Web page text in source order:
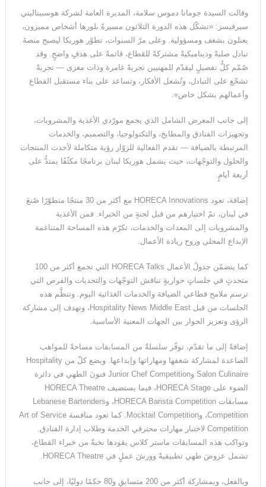
مئات الآلاف في كيوشو
وقالت السيدة جومانا دموس سلامة، المديرة العامة لشركة هوسبيتاليتي
سيرفيسز: «تشكّل هذه الدورة الثلاثون مسيرةً بلورها أشخاص مميزون،
يعنلون بشغف ومسؤولية. وعلى مرّ السنوات، تطوّر هوريكا ليصبح منصةَ
تبادل صلبةً وديناميكيةً مشتركةً للقطاع، قائمةً على هدفٍ واضحٍ. وقد
صُمّم كلُّ تفصيلٍ ليقدّم للمهنيين تجربةً غامرة وذات مغزى — تجربةً
تشجّع على التبادل، وتُشعل الأفكار، وتساعد على بناء مستقبل القطاع
وأعمالهم بشكل خاص».
إلى جانب المعرض الشامل الذي يجمع مورّدي الأغذية والمشروبات،
وتجهيزات الفنادق والمطابخ، والتكنولوجيا، والتصميم، والخدمات
المرتبطة بالضيافة — تقدم الفعالية للزوّار رؤية متكاملة لأحدث المنتجات
والحلول والتوجّهات، حيث يشمل هوريكا لبنان برنامجًا مكثّفًا يمتدُّ على
أربعة أيامٍ.
إضافة، تعود HORECA Innovations مع أكثر من 30 منتجًا متطوّرًا صُنعَ
في لبنان، تمّ اختيارهم من قبل لجنةٍ من الخبراء. فمن الأغذية
والمشروبات إلى المعدات والخدمات، تكرّم هذه المساحة المتناغمة
الإبداع المحلي وروح ريادة الأعمال.
كما يتضمّن جدولُ الأعمال HORECA Talks التي تجمع أكثر من 100
متحدثٍ في جلساتٍ حواريةٍ تناقش التوجّهات والتحديات والفرص التي
ترسم ملامح قطاعي الضيافة والخدمات الغذائية اليوم. وتنظَّم هذه
الجلسات من قبل Hospitality News Middle East، وتهدف إلى مشاركة
الرؤى وتعزيز الحوار بين الجهات المعنية الأساسية.
إضافةً إلى ما تقدّم، توفّر سلسلةٌ من المسابقات مساحةً للمواهب
الصاعدة لمشاركة شغفها ومهاراتها وإبداعها. ويضع كلّ من Hospitality
Salon Culinaire وJunior Chef Competition فنونَ الطهي في دائرة
الضوء على HORECA Stage، فيما يستضيف HORECA Theatre
مسابقات HORECA Barista Competition، وLebanese Bartenders
Competition، وMocktail Competition. كما تعود منافسة Art of Service
Competition لاختبار مهارات محترفي الخدمة وطلاب إدارة الفنادق.
وتواكب هذه المسابقات ماستر كلاس يقودها نخبةٌ من خبراء القطاع،
تشمل عروضَ طهي تطبيقيةً وورشَ عملٍ في HORECA Theatre.
وبالفعل، وبمشاركة أكثر من 200 متسابقٍ و80 حكمًا دوليًا، إلى جانب